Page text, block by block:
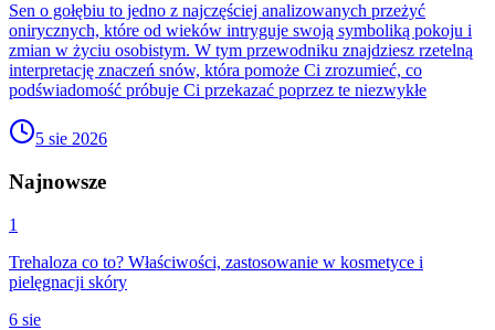
Sen o gołębiu to jedno z najczęściej analizowanych przeżyć
onirycznych, które od wieków intryguje swoją symboliką pokoju i
zmian w życiu osobistym. W tym przewodniku znajdziesz rzetelną
interpretację znaczeń snów, która pomoże Ci zrozumieć, co
podświadomość próbuje Ci przekazać poprzez te niezwykłe
5 sie 2026
Najnowsze
1
Trehaloza co to? Właściwości, zastosowanie w kosmetyce i
pielęgnacji skóry
6 sie